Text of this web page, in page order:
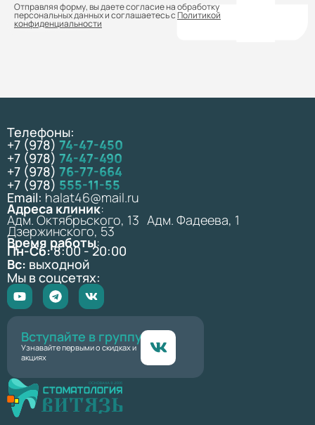
Отправляя форму, вы даете согласие на обработку
персональных данных и соглашаетесь сПолитикой
конфиденциальности
Телефоны:
+7 (978) 74-47-450
+7 (978) 74-47-490
+7 (978) 76-77-664
+7 (978) 555-11-55
Email: halat46@mail.ru
Адреса клиник:
Адм. Октябрьского, 13 Адм. Фадеева, 1
Дзержинского, 53
Время работы:
Пн-Сб:8:00 - 20:00
Вс: выходной
Мы в соцсетях:
Вступайте в группу
Узнавайте первыми о скидках и
акциях